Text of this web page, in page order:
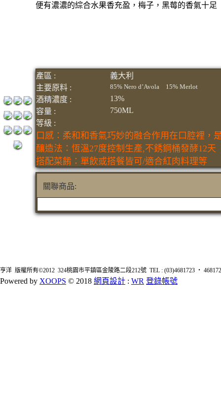
便有濃濃的綜合水果香充盈，梅子，黑莓的香氣十足
產區 :
義大利
主要原料 :
85% Nero d’Avola 15% Merlot
酒精濃度 :
13%
容量 :
750ML
等級 :
口感：柔和和香氣巧妙的融合作用在口腔裡，
釀造法：恆溫27度控制生產,不銹鋼桶發酵12天
搭配菜餚：單飲或搭餐皆可/適合紅肉料理等
關聯商品:
亨洋 版權所有©2012 324桃園市平鎮區金陵路二段212號 TEL : (03)4681723 ‧
Powered by XOOPS © 2018 網頁設計 : WR 登錄帳號